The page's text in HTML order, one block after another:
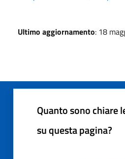
Ultimo aggiornamento: 18
Quanto sono chiare
su questa pagina?